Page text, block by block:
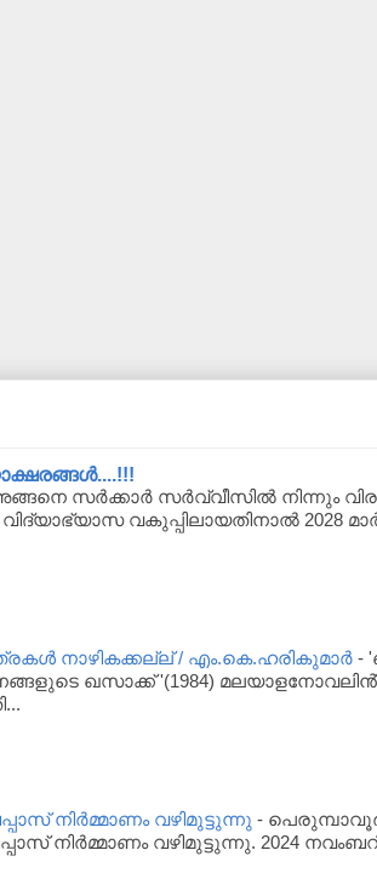
സർക്കാർ സർവ്വീസിൽ നിന്നും
വകുപ്പിലായതിനാൽ 2028
നാഴികക്കല്ല് / എം.കെ.ഹരികുമാർ -
ഖസാക്ക് '(1984)
നിര്‍മ്മാണം വഴിമുട്ടുന്നു -
നിര്‍മ്മാണം വഴിമുട്ടുന്നു. 2024